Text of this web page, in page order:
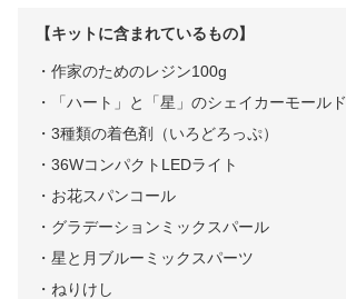
【キットに含まれているもの】
・作家のためのレジン100g
・「ハート」と「星」のシェイカーモールド
・3種類の着色剤（いろどろっぷ）
・36WコンパクトLEDライト
・お花スパンコール
・グラデーションミックスパール
・星と月ブルーミックスパーツ
・ねりけし